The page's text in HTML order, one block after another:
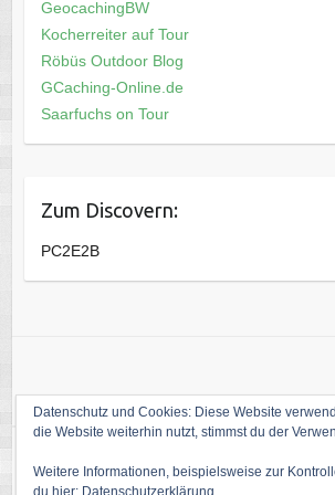
GeocachingBW
Kocherreiter auf Tour
Röbüs Outdoor Blog
GCaching-Online.de
Saarfuchs on Tour
Zum Discovern:
PC2E2B
Copyright © 2026Die Welt von kati1988. Theme
Datenschutz und Cookies: Diese Website
die Website weiterhin nutzt, stimmst du der
Weitere Informationen, beispielsweise zur
du hier: Datenschutzerklärung